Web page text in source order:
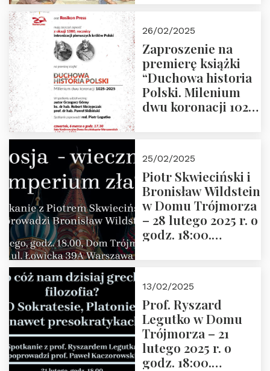
26/02/2025
Zaproszenie na
premierę książki
“Duchowa historia
Polski. Milenium
dwu koronacji 1025-
2025 r. godz. 17:30,
DAW ul. Miodowa
17/19
25/02/2025
Piotr Skwieciński i
Bronisław Wildstein
w Domu Trójmorza
– 28 lutego 2025 r. o
godz. 18:00.
13/02/2025
Prof. Ryszard
Legutko w Domu
Trójmorza – 21
lutego 2025 r. o
godz. 18:00.